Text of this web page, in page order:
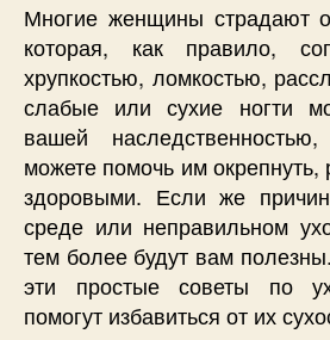
Многие женщины страдают
которая, как правило,
хрупкостью, ломкостью,
слабые или сухие ногти
вашей
можете помочь им
здоровыми. Если же
среде или неправильном
тем более будут вам
эти простые советы по
помогут избавиться от их